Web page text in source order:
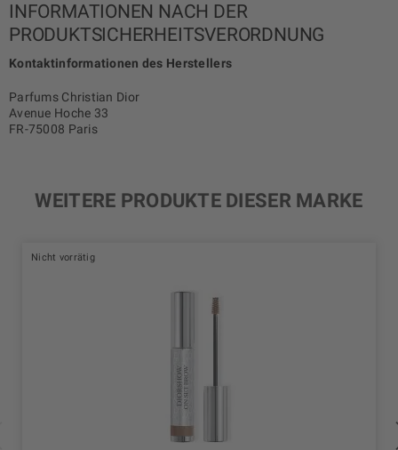
INFORMATIONEN NACH DER
PRODUKTSICHERHEITSVERORDNUNG
Kontaktinformationen des Herstellers
Parfums Christian Dior
Avenue Hoche 33
FR-75008 Paris
WEITERE PRODUKTE DIESER MARKE
Nicht vorrätig